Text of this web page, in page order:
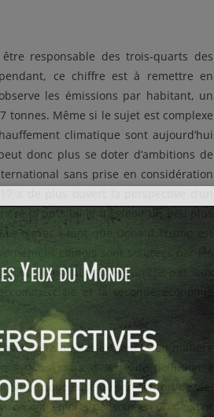
responsable des trois-quarts des
ce chiffre est à remettre en
les émissions par habitant, un
tonnes. Même si le sujet est complexe
climatique sont aujourd’hui
donc plus se doter d’ambitions de
sans prise en considération
a de plus ouvert la perspective d’un
la possibilité d’asseoir un peu plus
élèves » tant que Donald Trump est
chinois sont scrutées par les
et la pollution ne s’arrête pas aux
et la seconde économie
entraîné des exigences en matière
les jours d’alerte de pollution a
soucieuse de son confort de vie.
4000 morts par jour en Chine sont